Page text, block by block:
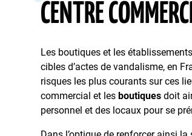
CENTRE
Les boutiques et les
cibles d’actes de vandalisme, en
risques les plus courants sur ces
commercial et lesboutiques doit
personnel et des locaux pour se